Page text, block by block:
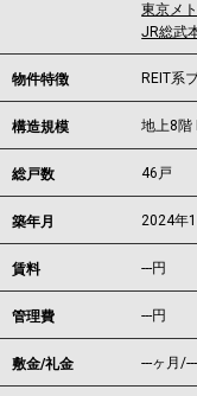
東京メ
JR総武
物件特徴 REIT系
構造規模 地上8階
総戸数 46戸
築年月 2024年1
賃料 ---円
管理費 ---円
敷金/礼金 ---ヶ月/